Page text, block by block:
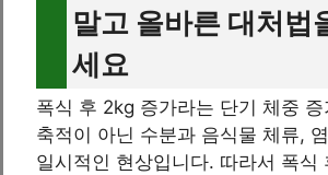
말고 올바른 대처법
세요
폭식 후 2kg 증가라는 단기 체중
축적이 아닌 수분과 음식물 체류,
일시적인 현상입니다. 따라서 폭식